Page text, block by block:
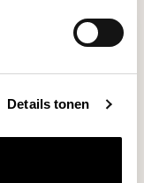
Details tonen